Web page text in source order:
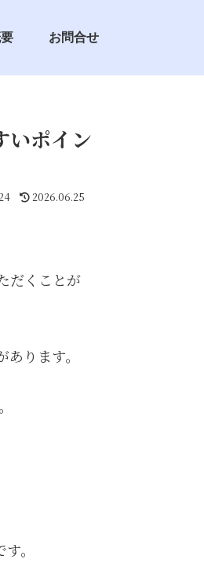
お問合せ
いポイン
2026.06.25
だくことが
ります。
す。